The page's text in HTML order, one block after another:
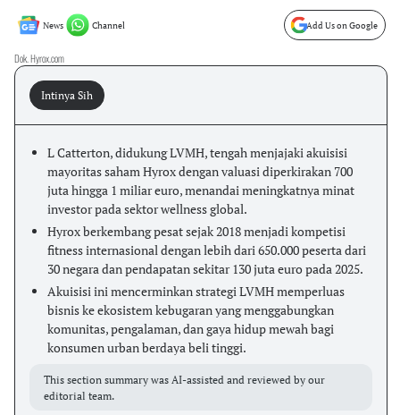
News Channel Add Us on Google
Dok. Hyrox.com
Intinya Sih
L Catterton, didukung LVMH, tengah menjajaki akuisisi
mayoritas saham Hyrox dengan valuasi diperkirakan 700
juta hingga 1 miliar euro, menandai meningkatnya minat
investor pada sektor wellness global.
Hyrox berkembang pesat sejak 2018 menjadi kompetisi
fitness internasional dengan lebih dari 650.000 peserta dari
30 negara dan pendapatan sekitar 130 juta euro pada 2025.
Akuisisi ini mencerminkan strategi LVMH memperluas
bisnis ke ekosistem kebugaran yang menggabungkan
komunitas, pengalaman, dan gaya hidup mewah bagi
konsumen urban berdaya beli tinggi.
This section summary was AI-assisted and reviewed by our
editorial team.